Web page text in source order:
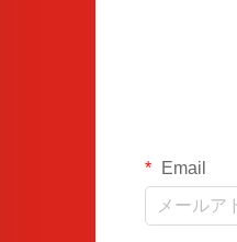
Email